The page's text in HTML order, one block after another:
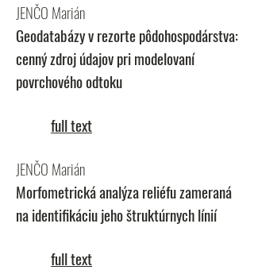
JENČO Marián
Geodatabázy v rezorte pôdohospodárstva:
cenný zdroj údajov pri modelovaní
povrchového odtoku
full text
JENČO Marián
Morfometrická analýza reliéfu zameraná
na identifikáciu jeho štruktúrnych línií
full text